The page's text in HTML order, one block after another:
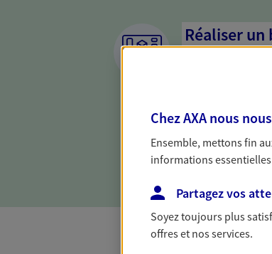
Réaliser
dresser un bilan
solide pour vous
besoins.
Chez AXA nous
Ensemble, mettons fin
informations
Partagez vos
Soyez toujours plus
offres et nos services.